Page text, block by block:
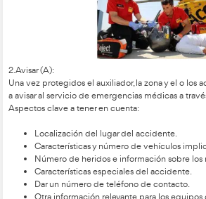
b) Protección del lugar del accidente:
Encender las luces de posición
Aparcar en un lugar seguro.
Identificar los peligros.
Colocar los triángulos de